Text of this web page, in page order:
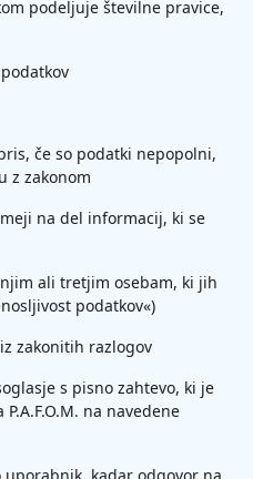
podeljuje številne pravice,
če so podatki nepopolni,
z zakonom
na del informacij, ki se
ali tretjim osebam, ki jih
podatkov«)
zakonitih razlogov
s pisno zahtevo, ki je
na navedene